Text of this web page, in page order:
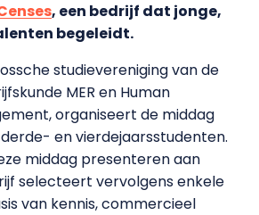
, een bedrijf dat jonge,
begeleidt.
studievereniging van de
MER en Human
organiseert de middag
en vierdejaarsstudenten.
middag presenteren aan
selecteert vervolgens enkele
van kennis, commercieel